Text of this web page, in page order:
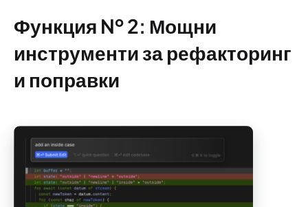
Функция № 2: Мощни
инструменти за рефакторинг
и поправки